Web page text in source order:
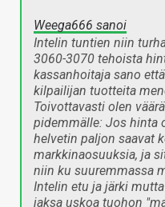
Weega666 sanoi
Intelin tuntien niin
3060-3070 tehoista
kassanhoitaja sano
kilpailijan tuotteita
Toivottavasti olen
pidemmälle: Jos hinta
helvetin paljon saavat
markkinaosuuksia, ja
niin ku suuremmassa
Intelin etu ja järki
jaksa uskoa tuohon